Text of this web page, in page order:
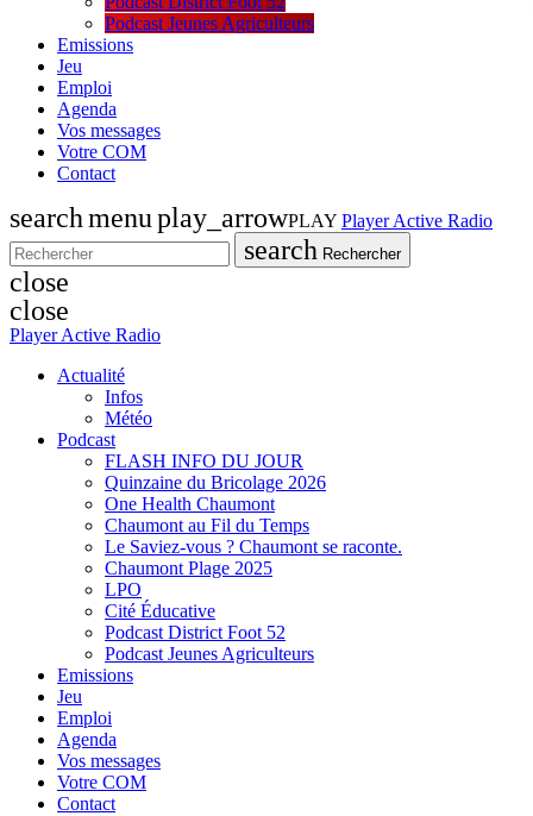
Podcast Jeunes Agriculteurs
Emissions
Jeu
Emploi
Agenda
Vos messages
Votre COM
Contact
searchmenuplay_arrowPLAY Player Active Radio
search Rechercher
close
close
Player Active Radio
Actualité
Infos
Météo
Podcast
FLASH INFO DU JOUR
Quinzaine du Bricolage 2026
One Health Chaumont
Chaumont au Fil du Temps
Le Saviez-vous ? Chaumont se raconte.
Chaumont Plage 2025
LPO
Cité Éducative
Podcast District Foot 52
Podcast Jeunes Agriculteurs
Emissions
Jeu
Emploi
Agenda
Vos messages
Votre COM
Contact